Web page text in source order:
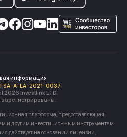
информация
A-LA-2021-0037
2026 Investlink LTD.
зарегистрированы.
платформа, предоставляющая
и другим инвестиционным инструментам
действует на основании лицензии,